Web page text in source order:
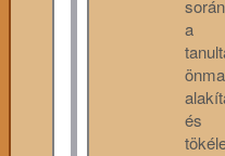
során
a
és